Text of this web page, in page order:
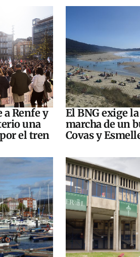
Renfe y
una
el tren
El BNG exige
marcha de un
Covas y